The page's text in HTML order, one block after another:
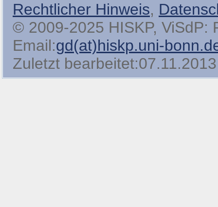
Rechtlicher Hinweis,
© 2009-2025 HISKP, ViSdP:
Email:gd(at)hiskp.uni-
Zuletzt